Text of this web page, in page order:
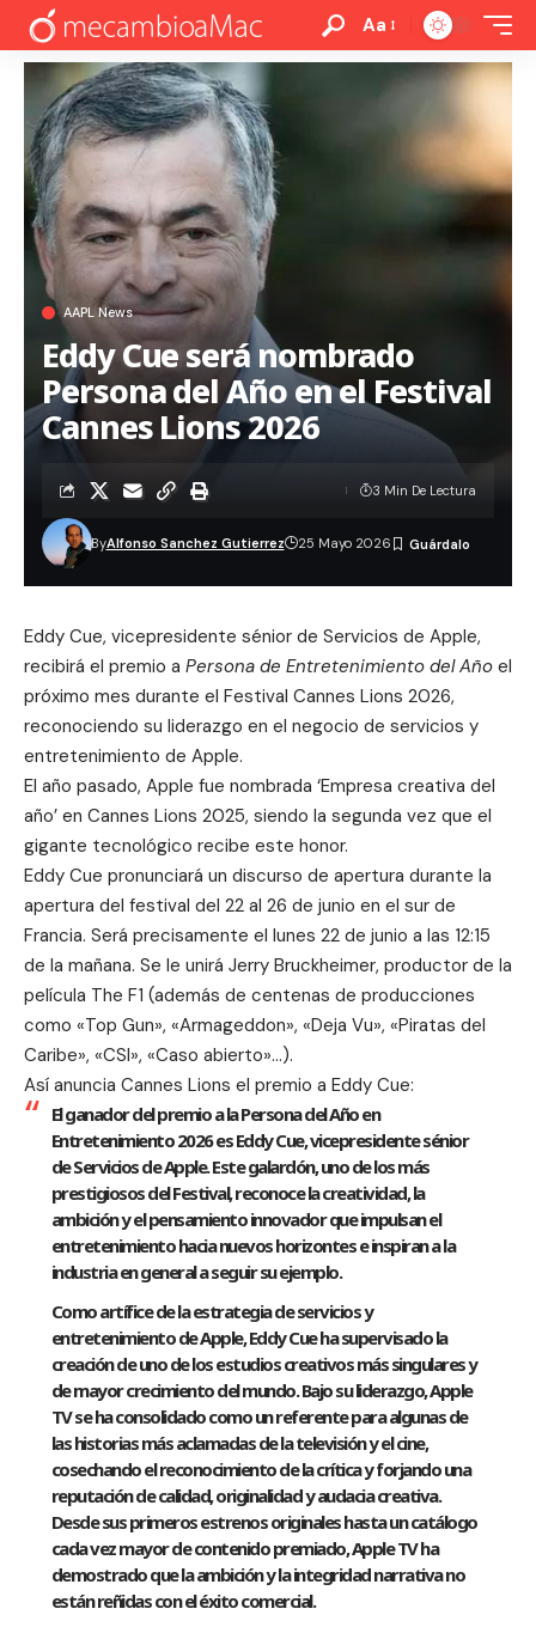
Aa
AAPL News
Eddy Cue será nombrado
Persona del Año en el Festival
Cannes Lions 2026
ByAlfonso Sanchez Gutierrez 25 Mayo 2026
3 Min De Lectura
Eddy Cue, vicepresidente sénior de Servicios de Apple,
recibirá el premio a Persona de Entretenimiento del Año el
próximo mes durante el Festival Cannes Lions 2026,
reconociendo su liderazgo en el negocio de servicios y
entretenimiento de Apple.
El año pasado, Apple fue nombrada ‘Empresa creativa del
año’ en Cannes Lions 2025, siendo la segunda vez que el
gigante tecnológico recibe este honor.
Eddy Cue pronunciará un discurso de apertura durante la
apertura del festival del 22 al 26 de junio en el sur de
Francia. Será precisamente el lunes 22 de junio a las 12:15
de la mañana. Se le unirá Jerry Bruckheimer, productor de la
película The F1 (además de centenas de producciones
como «Top Gun», «Armageddon», «Deja Vu», «Piratas del
Caribe», «CSI», «Caso abierto»…).
Así anuncia Cannes Lions el premio a Eddy Cue:
El ganador del premio a la Persona del Año en
Entretenimiento 2026 es Eddy Cue, vicepresidente sénior
de Servicios de Apple. Este galardón, uno de los más
prestigiosos del Festival, reconoce la creatividad, la
ambición y el pensamiento innovador que impulsan el
entretenimiento hacia nuevos horizontes e inspiran a la
industria en general a seguir su ejemplo.
Como artífice de la estrategia de servicios y
entretenimiento de Apple, Eddy Cue ha supervisado la
creación de uno de los estudios creativos más singulares y
de mayor crecimiento del mundo. Bajo su liderazgo, Apple
TV se ha consolidado como un referente para algunas de
las historias más aclamadas de la televisión y el cine,
cosechando el reconocimiento de la crítica y forjando una
reputación de calidad, originalidad y audacia creativa.
Desde sus primeros estrenos originales hasta un catálogo
cada vez mayor de contenido premiado, Apple TV ha
demostrado que la ambición y la integridad narrativa no
están reñidas con el éxito comercial.